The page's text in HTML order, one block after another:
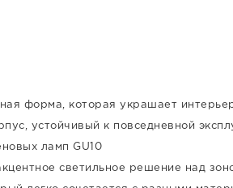
форма, которая украшает
устойчивый к повседневной
ламп GU10
светильное решение над